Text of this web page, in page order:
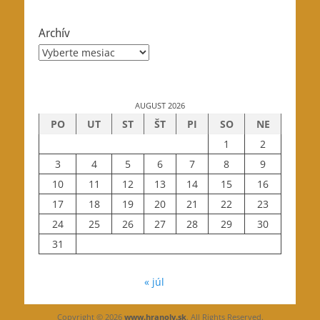
Archív
Archív
AUGUST 2026
PO UT ST ŠT PI SO
NE
1
2
3
4 5 6 7 8
9
10
11 12 13 14 15
16
17
18 19 20 21 22
23
24
25 26 27 28 29
30
31
« júl
Copyright © 2026 www.hranoly.sk. All Rights Reserved.